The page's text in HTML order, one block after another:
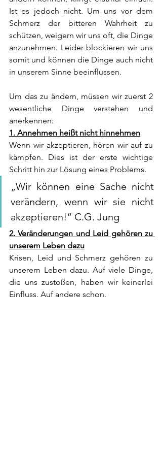
Ist es jedoch nicht. Um uns vor dem
Schmerz der bitteren Wahrheit zu
schützen, weigern wir uns oft, die Dinge
anzunehmen. Leider blockieren wir uns
somit und können die Dinge auch nicht
in unserem Sinne beeinflussen.
Um das zu ändern, müssen wir zuerst 2
wesentliche Dinge verstehen und
anerkennen:
1. Annehmen heißt nicht hinnehmen
Wenn wir akzeptieren, hören wir auf zu
kämpfen. Dies ist der erste wichtige
Schritt hin zur Lösung eines Problems.
„Wir können eine Sache nicht
verändern, wenn wir sie nicht
akzeptieren!“ C.G. Jung
2. Veränderungen und Leid gehören zu
unserem Leben dazu
Krisen, Leid und Schmerz gehören zu
unserem Leben dazu. Auf viele Dinge,
die uns zustoßen, haben wir keinerlei
Einfluss. Auf andere schon.